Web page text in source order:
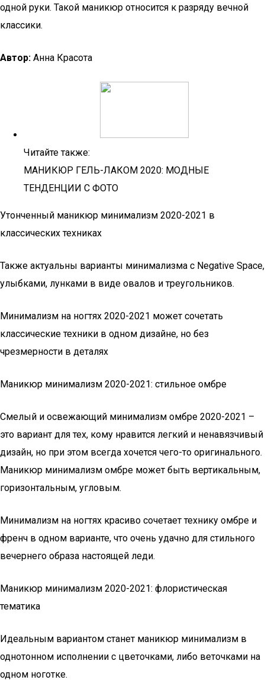
одной руки. Такой маникюр относится к разряду вечной
классики.
Автор: Анна Красота
Читайте также:
МАНИКЮР ГЕЛЬ-ЛАКОМ 2020: МОДНЫЕ
ТЕНДЕНЦИИ С ФОТО
Утонченный маникюр минимализм 2020-2021 в
классических техниках
Также актуальны варианты минимализма с Negative Space,
улыбками, лунками в виде овалов и треугольников.
Минимализм на ногтях 2020-2021 может сочетать
классические техники в одном дизайне, но без
чрезмерности в деталях
Маникюр минимализм 2020-2021: стильное омбре
Смелый и освежающий минимализм омбре 2020-2021 –
это вариант для тех, кому нравится легкий и ненавязчивый
дизайн, но при этом всегда хочется чего-то оригинального.
Маникюр минимализм омбре может быть вертикальным,
горизонтальным, угловым.
Минимализм на ногтях красиво сочетает технику омбре и
френч в одном варианте, что очень удачно для стильного
вечернего образа настоящей леди.
Маникюр минимализм 2020-2021: флористическая
тематика
Идеальным вариантом станет маникюр минимализм в
однотонном исполнении с цветочками, либо веточками на
одном ноготке.